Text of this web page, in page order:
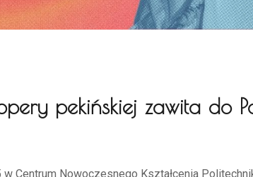
pekińskiej zawita do
Centrum Nowoczesnego Kształcenia